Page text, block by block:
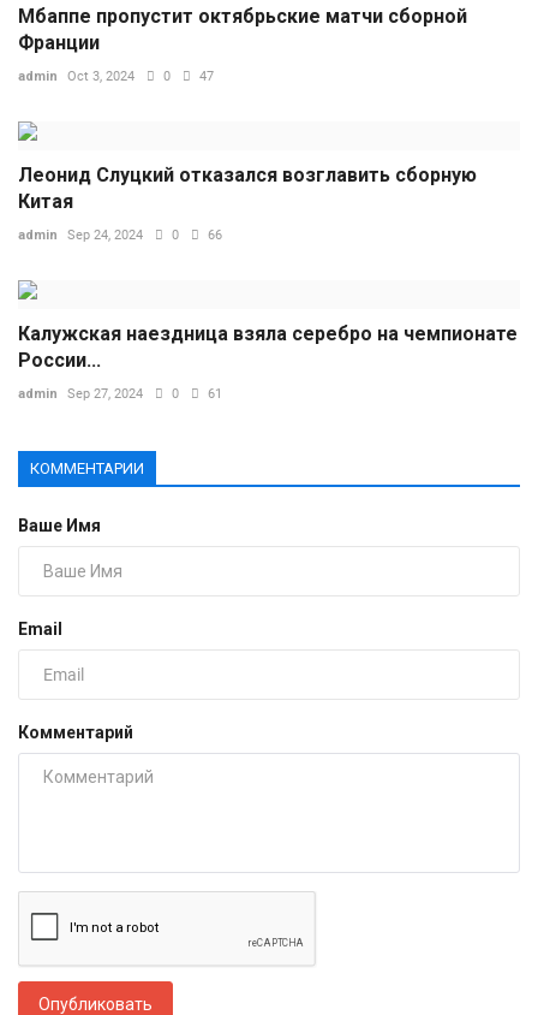
Мбаппе пропустит октябрьские матчи сборной
Франции
admin Oct 3, 2024 0 47
Леонид Слуцкий отказался возглавить сборную
Китая
admin Sep 24, 2024 0 66
Калужская наездница взяла серебро на чемпионате
России...
admin Sep 27, 2024 0 61
КОММЕНТАРИИ
Ваше Имя
Email
Комментарий
Опубликовать